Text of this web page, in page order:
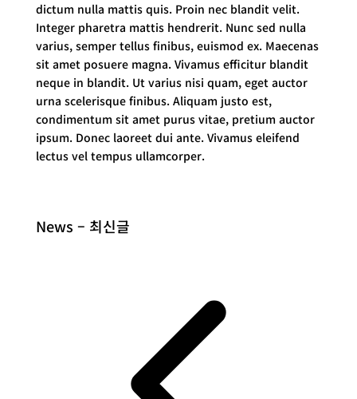
dictum nulla mattis quis. Proin nec blandit velit.
Integer pharetra mattis hendrerit. Nunc sed nulla
varius, semper tellus finibus, euismod ex. Maecenas
sit amet posuere magna. Vivamus efficitur blandit
neque in blandit. Ut varius nisi quam, eget auctor
urna scelerisque finibus. Aliquam justo est,
condimentum sit amet purus vitae, pretium auctor
ipsum. Donec laoreet dui ante. Vivamus eleifend
lectus vel tempus ullamcorper.
News – 최신글